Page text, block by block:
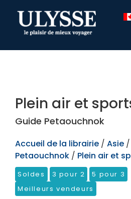
TEST
Plein air et
Guide Petaouchnok
Accueil de la librairie / Asie /
Petaouchnok / Plein air et
Soldes 3 pour 2
5 pour 3
Meilleurs vendeurs